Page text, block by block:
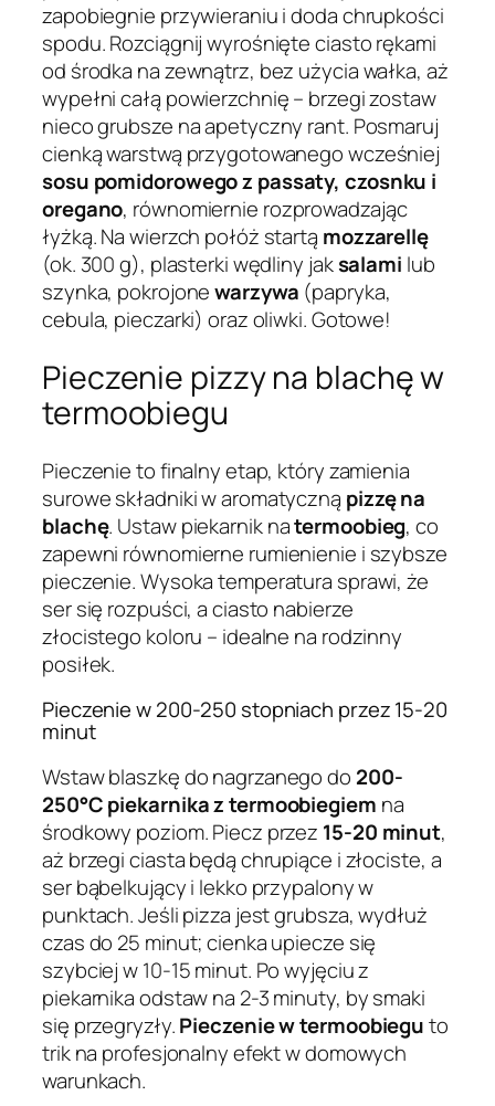
zapobiegnie przywieraniu i doda chrupkości
spodu. Rozciągnij wyrośnięte ciasto rękami
od środka na zewnątrz, bez użycia wałka, aż
wypełni całą powierzchnię – brzegi zostaw
nieco grubsze na apetyczny rant. Posmaruj
cienką warstwą przygotowanego wcześniej
sosu pomidorowego z passaty, czosnku i
oregano, równomiernie rozprowadzając
łyżką. Na wierzch połóż startą mozzarellę
(ok. 300 g), plasterki wędliny jaksalami lub
szynka, pokrojonewarzywa (papryka,
cebula, pieczarki) oraz oliwki. Gotowe!
Pieczenie pizzy na blachę w
termoobiegu
Pieczenie to finalny etap, który zamienia
surowe składniki w aromatyczną pizzę na
blachę. Ustaw piekarnik natermoobieg, co
zapewni równomierne rumienienie i szybsze
pieczenie. Wysoka temperatura sprawi, że
ser się rozpuści, a ciasto nabierze
złocistego koloru – idealne na rodzinny
posiłek.
Pieczenie w 200-250 stopniach przez 15-20
minut
Wstaw blaszkę do nagrzanego do 200-
250°C piekarnika z termoobiegiem na
środkowy poziom. Piecz przez 15-20 minut,
aż brzegi ciasta będą chrupiące i złociste, a
ser bąbelkujący i lekko przypalony w
punktach. Jeśli pizza jest grubsza, wydłuż
czas do 25 minut; cienka upiecze się
szybciej w 10-15 minut. Po wyjęciu z
piekarnika odstaw na 2-3 minuty, by smaki
się przegryzły.Pieczenie w termoobieguto
trik na profesjonalny efekt w domowych
warunkach.